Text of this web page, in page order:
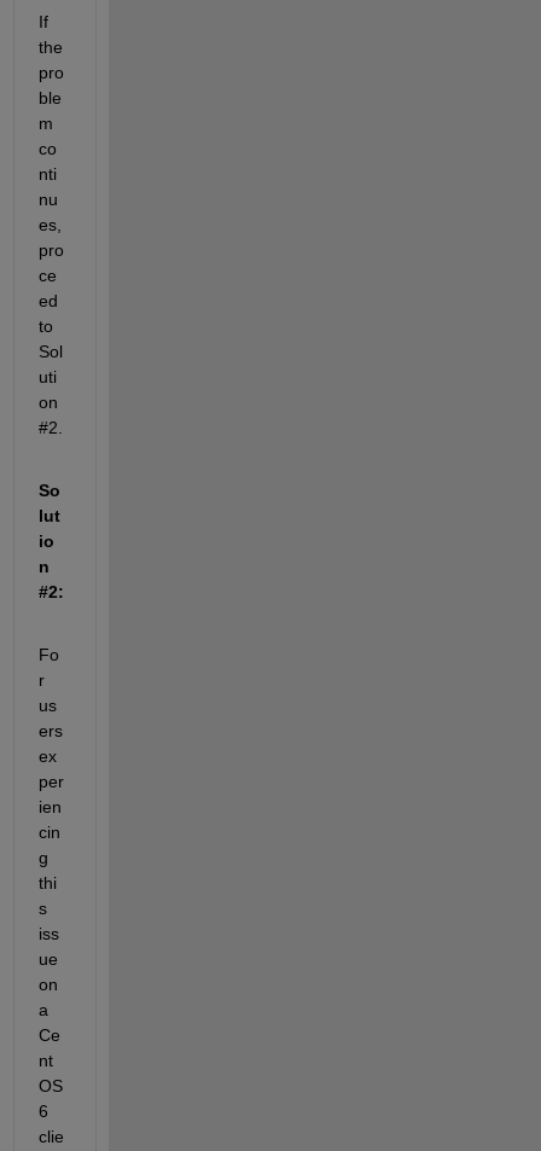
If
the
pro
ble
m
co
nti
nu
es,
pro
ce
ed
to
Sol
uti
on
#2.
So
lut
io
n
#2:
Fo
r
us
ers
ex
per
ien
cin
g
thi
s
iss
ue
on
a
Ce
nt
OS
6
clie